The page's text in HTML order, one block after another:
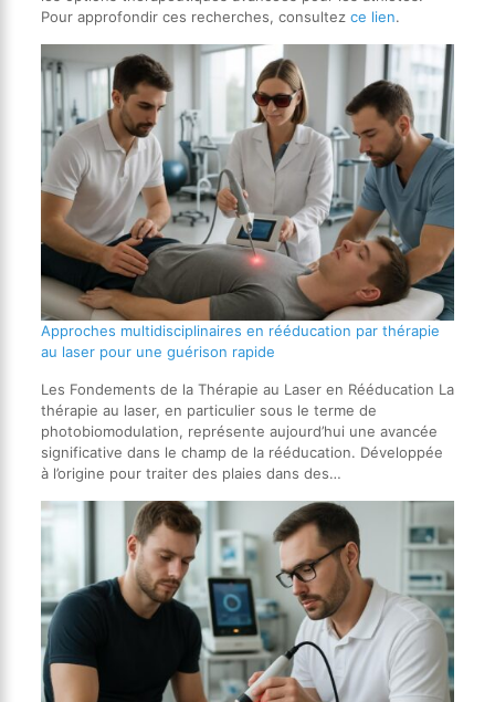
Pour approfondir ces recherches, consultez ce lien.
Approches multidisciplinaires en rééducation par thérapie
au laser pour une guérison rapide
Les Fondements de la Thérapie au Laser en Rééducation La
thérapie au laser, en particulier sous le terme de
photobiomodulation, représente aujourd’hui une avancée
significative dans le champ de la rééducation. Développée
à l’origine pour traiter des plaies dans des…